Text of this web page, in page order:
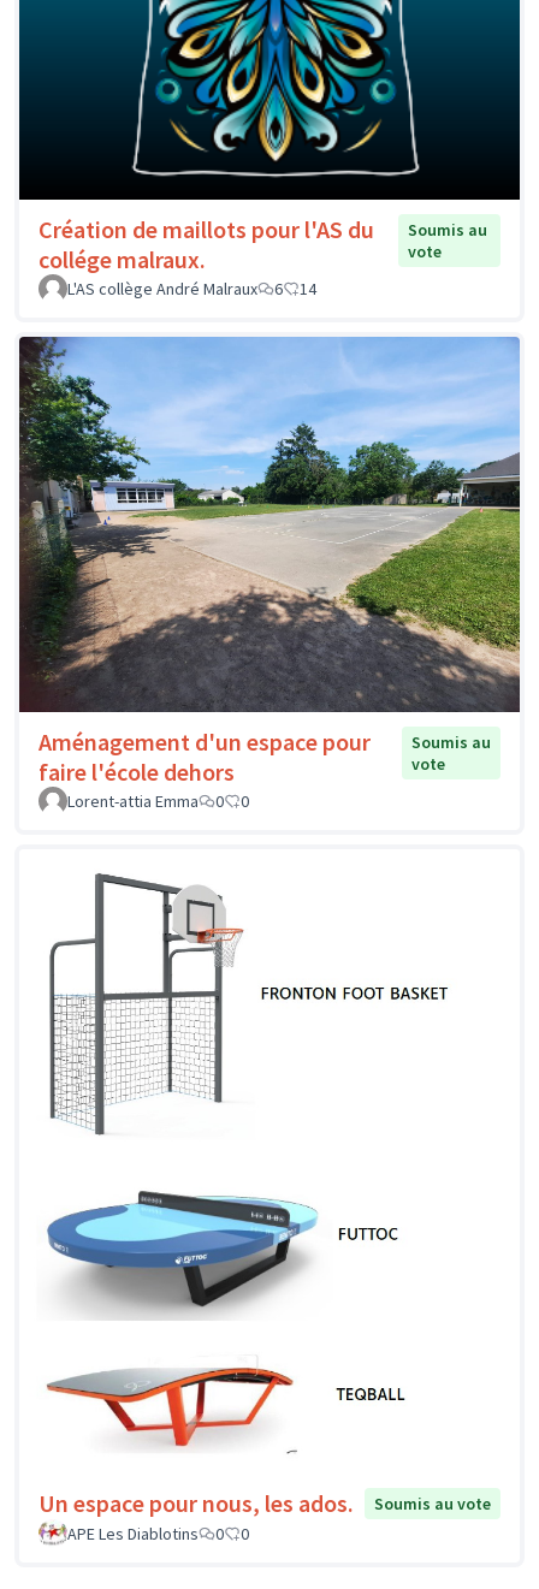
Création de maillots pour l'AS du
collége malraux.
Soumis au
vote
L'AS collège André Malraux
6 14
Aménagement d'un espace pour
faire l'école dehors
Soumis au
vote
Lorent-attia Emma
0 0
Un espace pour nous, les ados.
Soumis au vote
APE Les Diablotins
0 0